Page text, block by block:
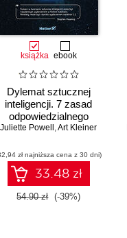
książka ebook
Dylemat sztucznej
inteligencji. 7 zasad
odpowiedzialnego
tworzenia technologii
Juliette Powell ,Art Kleiner
zł najniższa cena z 30 dni)
33.48 zł
54.90 zł (-39%)